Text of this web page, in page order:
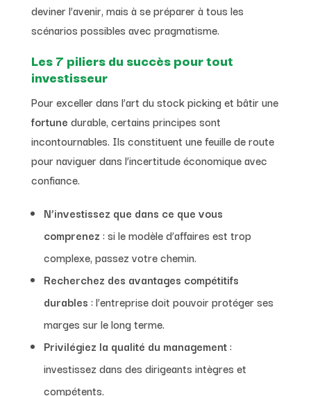
deviner l’avenir, mais à se préparer à tous les
scénarios possibles avec pragmatisme.
Les 7 piliers du succès pour tout
investisseur
Pour exceller dans l’art du stock picking et bâtir une
fortune durable, certains principes sont
incontournables. Ils constituent une feuille de route
pour naviguer dans l’incertitude économique avec
confiance.
N’investissez que dans ce que vous
comprenez : si le modèle d’affaires est trop
complexe, passez votre chemin.
Recherchez des avantages compétitifs
durables : l’entreprise doit pouvoir protéger ses
marges sur le long terme.
Privilégiez la qualité du management:
investissez dans des dirigeants intègres et
compétents.